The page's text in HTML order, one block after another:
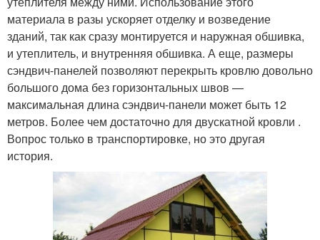
материала в разы ускоряет отделку и возведение
зданий, так как сразу монтируется и наружная обшивка,
и утеплитель, и внутренняя обшивка. А еще, размеры
сэндвич-панелей позволяют перекрыть кровлю довольно
большого дома без горизонтальных швов —
максимальная длина сэндвич-панели может быть 12
метров. Более чем достаточно для двускатной кровли .
Вопрос только в транспортировке, но это другая
история.